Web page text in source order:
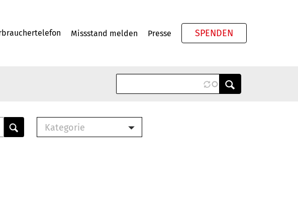
Missstand melden Presse SPENDEN
Kategorie